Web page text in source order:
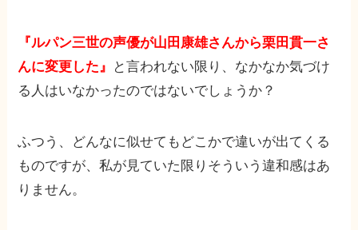
『ルパン三世の声優が山田康雄さんから栗田貫一さ
んに変更した』
と言われない限り、なかなか気づけ
る人はいなかったのではないでしょうか？
ふつう、どんなに似せてもどこかで違いが出てくる
ものですが、私が見ていた限りそういう違和感はあ
りません。